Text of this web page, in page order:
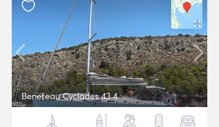
Beneteau Cyclades 43.4